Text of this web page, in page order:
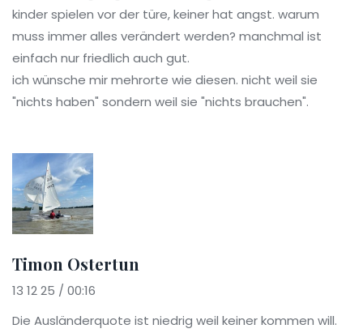
kinder spielen vor der türe, keiner hat angst. warum
muss immer alles verändert werden? manchmal ist
einfach nur friedlich auch gut.
ich wünsche mir mehrorte wie diesen. nicht weil sie
"nichts haben" sondern weil sie "nichts brauchen".
Timon Ostertun
13 12 25 / 00:16
Die Ausländerquote ist niedrig weil keiner kommen will.